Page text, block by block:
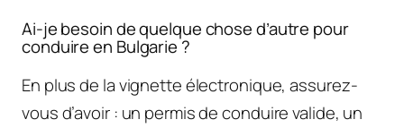
Ai-je besoin de quelque chose d’autre pour
conduire en Bulgarie ?
En plus de la vignette électronique, assurez-
vous d’avoir : un permis de conduire valide, un